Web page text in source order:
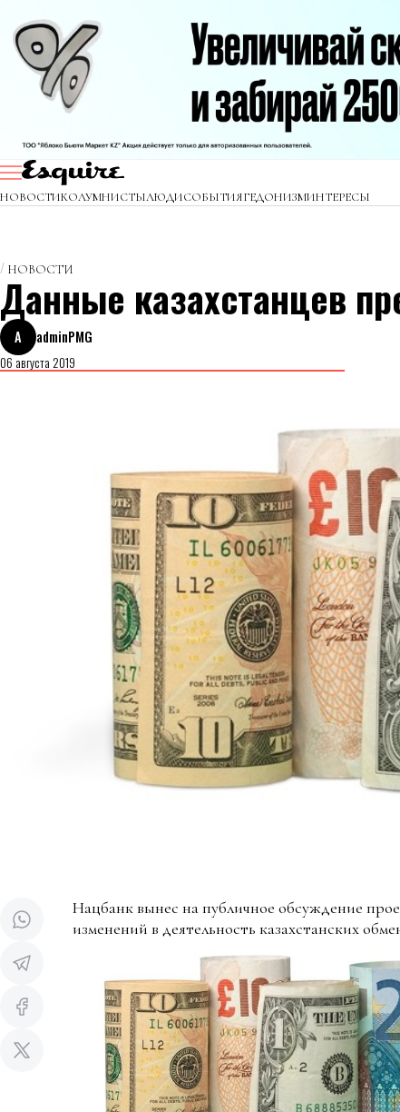
НОВОСТИКОЛУМНИСТЫЛЮДИСОБЫТИЯГЕДОНИЗМИНТЕРЕСЫ
НОВОСТИ
Данные казахстанцев
A
adminPMG
06 августа 2019
Нацбанк вынес на публичное обсуждение
изменений в деятельность казахстанских